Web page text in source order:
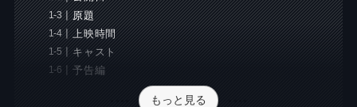
原題
上映時間
キャスト
予告編
もっと見る